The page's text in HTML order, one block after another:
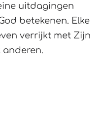
uitdagingen
betekenen. Elke
verrijkt met Zijn